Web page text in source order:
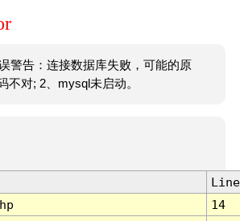
警告：连接数据库失败，可能的原
不对; 2、mysql未启动。
Line
14